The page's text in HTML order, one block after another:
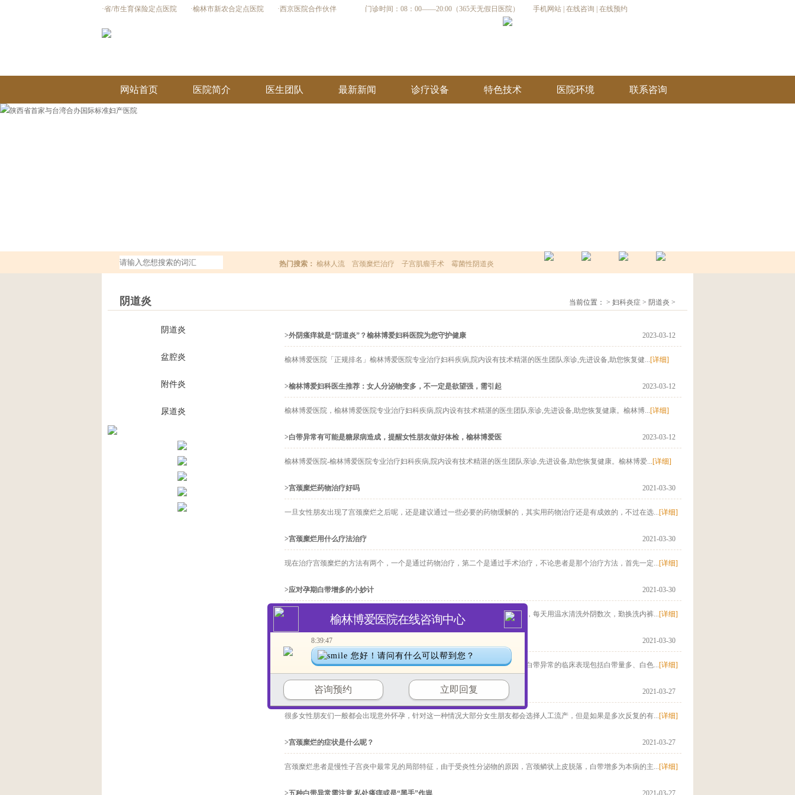
·省/市生育保险定点医院 ·榆林市新农合定点医院 ·西京医院合作伙伴 门诊时间：08：00——20:00（365天无假日医院） 手机网站 在线咨询 在线预约
网站首页 医院简介 医生团队 最新新闻 诊疗设备 特色技术 医院环境 联系咨询
热门搜索： 榆林人流 宫颈糜烂治疗 子宫肌瘤手术 霉菌性阴道炎
阴道炎 当前位置： > 妇科炎症 > 阴道炎 >
阴道炎
盆腔炎
附件炎
尿道炎
>外阴瘙痒就是“阴道炎”？榆林博爱妇科医院为您守护健康 2023-03-12
榆林博爱医院「正规排名」榆林博爱医院专业治疗妇科疾病,院内设有技术精湛的医生团队亲诊,先进设备,助您恢复健...[详细]
>榆林博爱妇科医生推荐：女人分泌物变多，不一定是欲望强，需引起 2023-03-12
榆林博爱医院，榆林博爱医院专业治疗妇科疾病,院内设有技术精湛的医生团队亲诊,先进设备,助您恢复健康。榆林博...[详细]
>白带异常有可能是糖尿病造成，提醒女性朋友做好体检，榆林博爱医 2023-03-12
榆林博爱医院-榆林博爱医院专业治疗妇科疾病,院内设有技术精湛的医生团队亲诊,先进设备,助您恢复健康。榆林博爱...[详细]
>宫颈糜烂药物治疗好吗 2021-03-30
一旦女性朋友出现了宫颈糜烂之后呢，还是建议通过一些必要的药物缓解的，其实用药物治疗还是有成效的，不过在选...[详细]
>宫颈糜烂用什么疗法治疗 2021-03-30
现在治疗宫颈糜烂的方法有两个，一个是通过药物治疗，第二个是通过手术治疗，不论患者是那个治疗方法，首先一定...[详细]
>应对孕期白带增多的小妙计 2021-03-30
孕期白带增多是正常的现象，女性朋友们可以不必担心，只需要做好护理工作，每天用温水清洗外阴数次，勤换洗内裤...[详细]
>白带异常的临床表现包括哪些 白带异常的五大症状 2021-03-30
白带异常的临床表现还是很多的，为了女性的健康这些常识还是应该掌握的，白带异常的临床表现包括白带量多、白色...[详细]
>产生宫颈糜烂的原因是什么 2021-03-27
很多女性朋友们一般都会出现意外怀孕，针对这一种情况大部分女生朋友都会选择人工流产，但是如果是多次反复的有...[详细]
>宫颈糜烂的症状是什么呢？ 2021-03-27
宫颈糜烂患者是慢性子宫炎中最常见的局部特征，由于受炎性分泌物的原因，宫颈鳞状上皮脱落，白带增多为本病的主...[详细]
>五种白带异常需注意 私处瘙痒或是“黑手”作祟 2021-03-27
榆林博爱医院在线咨询中心
8:39:47
您好！请问有什么可以帮到您？
咨询预约 立即回复